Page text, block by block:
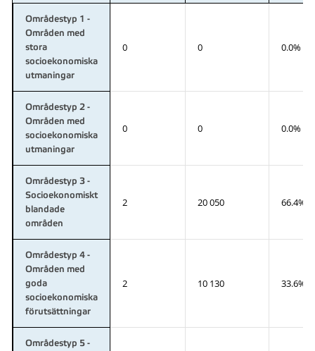
Områdestyp 1 -
Områden med
stora
socioekonomiska
utmaningar
0 0 0.0%
Områdestyp 2 -
Områden med
socioekonomiska
utmaningar
0 0 0.0%
Områdestyp 3 -
Socioekonomiskt
blandade
områden
2 20 050 66.4%
Områdestyp 4 -
Områden med
goda
socioekonomiska
förutsättningar
2 10 130 33.6%
Områdestyp 5 -